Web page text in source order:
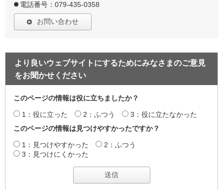
電話番号：079-435-0358
お問い合わせ
より良いウェブサイトにするためにみなさまのご意見
をお聞かせください
このページの情報は役に立ちましたか？
1：役に立った 2：ふつう
3：役に立たなかった
このページの情報は見つけやすかったですか？
1：見つけやすかった
2：ふつう
3：見つけにくかった